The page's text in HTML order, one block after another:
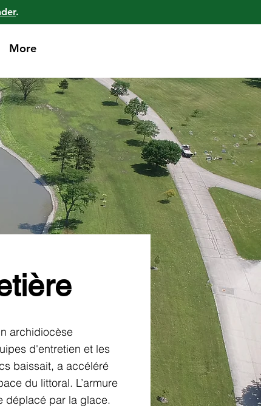
.
More
archidiocèse
d'entretien et les
baissait, a accéléré
du littoral. L’armure
déplacé par la glace.